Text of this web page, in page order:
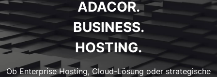
ADACOR.
BUSINESS.
HOSTING.
Ob Enterprise Hosting, Cloud-Lösung oder strategische